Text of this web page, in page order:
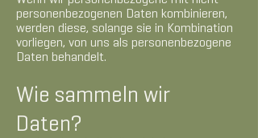
personenbezogenen Daten kombinieren,
werden diese, solange sie in Kombination
vorliegen, von uns als personenbezogene
Daten behandelt.
Wie sammeln wir
Daten?